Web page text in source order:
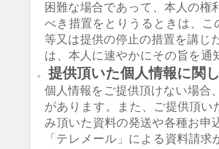
困難な場合であって、本人の
べき措置をとりうるときは、
等又は提供の停止の措置を講
は、本人に速やかにその旨を通
○ 提供頂いた個人情報に関
個人情報をご提供頂けない場合
があります。また、ご提供頂い
み頂いた資料の発送や各種お
「テレメール」による資料請